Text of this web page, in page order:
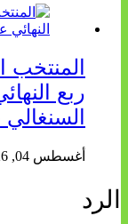
المنتخب
ربع
السنغالي (0-
أغسطس 04, 2026
الرد